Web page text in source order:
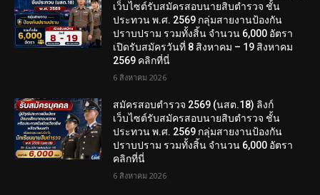
เว็บไซต์รับสมัครสอบนายสิบตำรวจ ชั้น
ประทวน พ.ศ. 2569 กลุ่มสายงานป้องกัน
ปราบปราม รวมทั้งสิ้น จำนวน 6,000 อัตรา
เปิดรับสมัครวันที่ 8 สิงหาคม – 19 สิงหาคม
2569 คลิกที่นี่
6 สิงหาคม 2026
สมัครสอบตํารวจ 2569 (นสต.18) ลิงก์
เว็บไซต์รับสมัครสอบนายสิบตำรวจ ชั้น
ประทวน พ.ศ. 2569 กลุ่มสายงานป้องกัน
ปราบปราม รวมทั้งสิ้น จำนวน 6,000 อัตรา
คลิกที่นี่
6 สิงหาคม 2026